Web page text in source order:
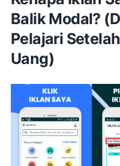
Balik Modal?
Pelajari
Uang)